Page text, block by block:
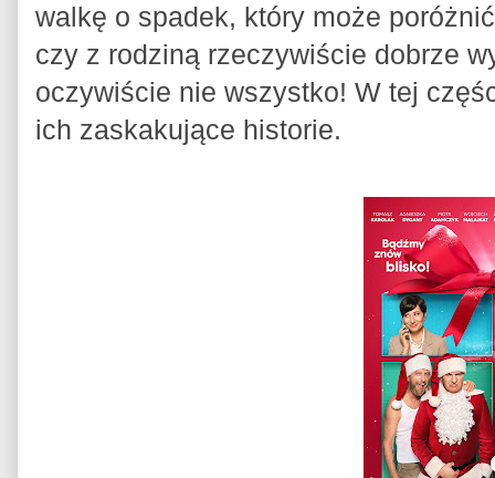
walkę o spadek, który może
czy z rodziną rzeczywiście dobrze
oczywiście nie wszystko! W tej
ich zaskakujące historie.